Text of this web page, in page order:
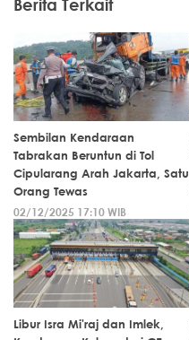
Berita Terkait
Sembilan Kendaraan
Tabrakan Beruntun di Tol
Cipularang Arah Jakarta, Satu
Orang Tewas
02/12/2025 17:10 WIB
Libur Isra Mi'raj dan Imlek,